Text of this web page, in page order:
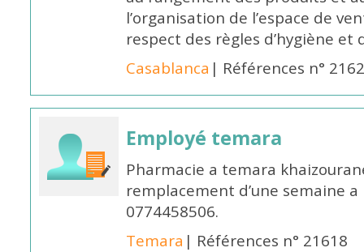
l’organisation de l’espace de
respect des règles d’hygiène et
Casablanca | Références n°
Employé temara
Pharmacie a temara
remplacement d’une semaine
0774458506.
Temara | Références n° 21618